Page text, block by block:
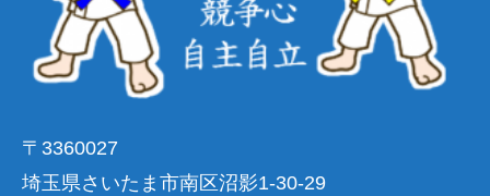
〒3360027
埼玉県さいたま市南区沼影1-30-29